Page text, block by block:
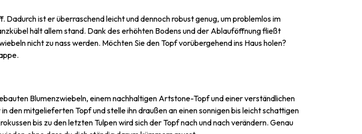
ist er überraschend leicht und dennoch robust genug, um problemlos im
hält allem stand. Dank des erhöhten Bodens und der Ablauföffnung fließt
nicht zu nass werden. Möchten Sie den Topf vorübergehend ins Haus holen?
Blumenzwiebeln, einem nachhaltigen Artstone-Topf und einer verständlichen
mitgelieferten Topf und stelle ihn draußen an einen sonnigen bis leicht schattigen
bis zu den letzten Tulpen wird sich der Topf nach und nach verändern. Genau